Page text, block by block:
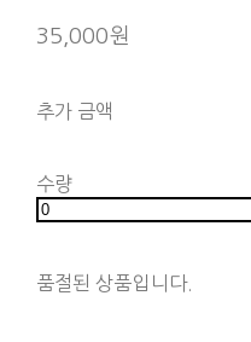
35,000원
추가 금액
수량
품절된 상품입니다.